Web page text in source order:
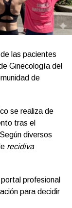
las pacientes
Ginecología del
de
se realiza de
tras el
diversos
recidiva
profesional
para decidir